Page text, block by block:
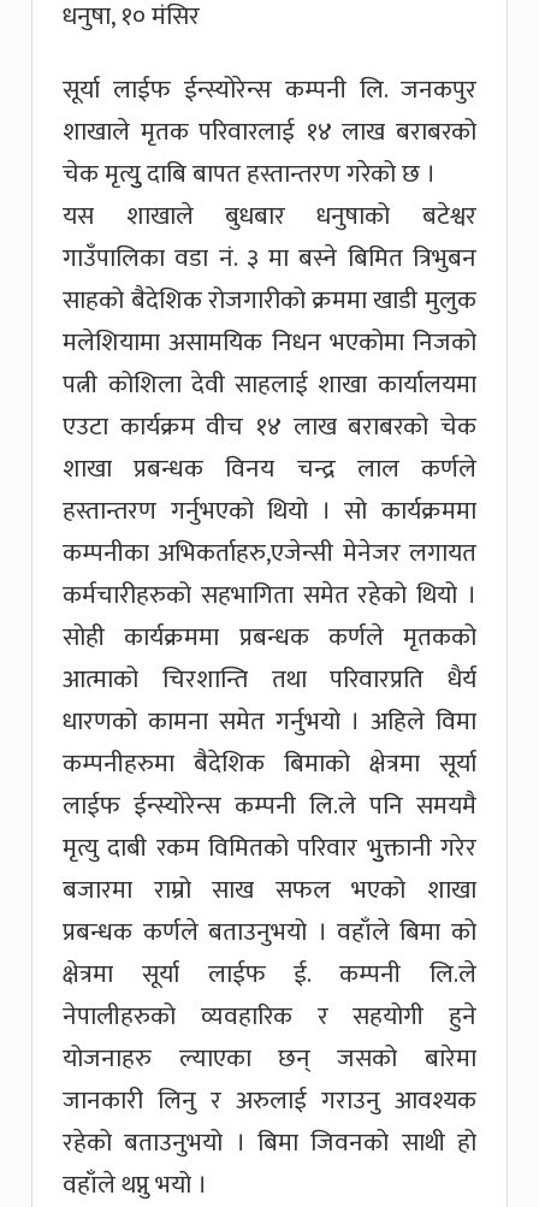
धनुषा, १० मंसिर
सूर्या लाईफ ईन्स्योरेन्स कम्पनी लि. जनकपुर
शाखाले मृतक परिवारलाई १४ लाख बराबरको
चेक मृत्युु दाबि बापत हस्तान्तरण गरेको छ ।
यस शाखाले बुधबार धनुषाको बटेश्वर
गाउँपालिका वडा नं. ३ मा बस्ने बिमित त्रिभुबन
साहको बैदेशिक रोजगारीको क्रममा खाडी मुलुक
मलेशियामा असामयिक निधन भएकोमा निजको
पत्नी कोशिला देवी साहलाई शाखा कार्यालयमा
एउटा कार्यक्रम वीच १४ लाख बराबरको चेक
शाखा प्रबन्धक विनय चन्द्र लाल कर्णले
हस्तान्तरण गर्नुभएको थियो । सो कार्यक्रममा
कम्पनीका अभिकर्ताहरु,एजेन्सी मेनेजर लगायत
कर्मचारीहरुको सहभागिता समेत रहेको थियो ।
सोही कार्यक्रममा प्रबन्धक कर्णले मृतकको
आत्माको चिरशान्ति तथा परिवारप्रति धैर्य
धारणको कामना समेत गर्नुभयो । अहिले विमा
कम्पनीहरुमा बैदेशिक बिमाको क्षेत्रमा सूर्या
लाईफ ईन्स्योरेन्स कम्पनी लि.ले पनि समयमै
मृत्यु दाबी रकम विमितको परिवार भुुक्तानी गरेर
बजारमा राम्रो साख सफल भएको शाखा
प्रबन्धक कर्णले बताउनुभयो । वहाँले बिमा को
क्षेत्रमा सूर्या लाईफ ई. कम्पनी लि.ले
नेपालीहरुको व्यवहारिक र सहयोगी हुने
योजनाहरु ल्याएका छन् जसको बारेमा
जानकारी लिनु र अरुलाई गराउनु आवश्यक
रहेको बताउनुभयो । बिमा जिवनको साथी हो
वहाँले थप्नु भयो ।